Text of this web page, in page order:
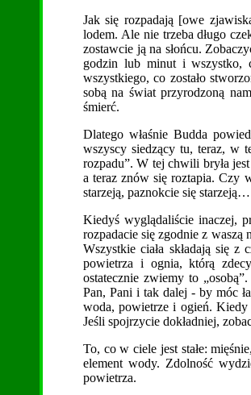
Jak się rozpadają [owe
lodem. Ale nie trzeba długo
zostawcie ją na słońcu.
godzin lub minut i wszystko,
wszystkiego, co zostało
sobą na świat przyrodzoną
śmierć.
Dlatego właśnie Budda
wszyscy siedzący tu, teraz, w
rozpadu”. W tej chwili bryła
a teraz znów się roztapia. Czy
starzeją, paznokcie się
Kiedyś wyglądaliście inaczej,
rozpadacie się zgodnie z waszą
Wszystkie ciała składają się
powietrza i ognia, którą
ostatecznie zwiemy to
Pan, Pani i tak dalej - by móc
woda, powietrze i ogień. Kiedy
Jeśli spojrzycie dokładniej,
To, co w ciele jest stałe:
element wody. Zdolność
powietrza.